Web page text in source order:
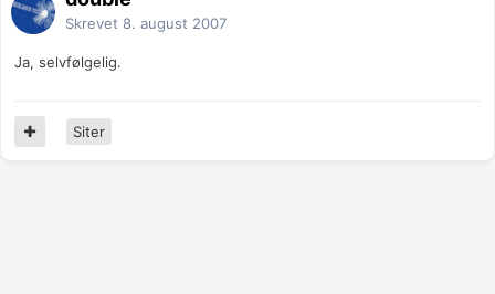
Skrevet 8. august 2007
Ja, selvfølgelig.
Siter